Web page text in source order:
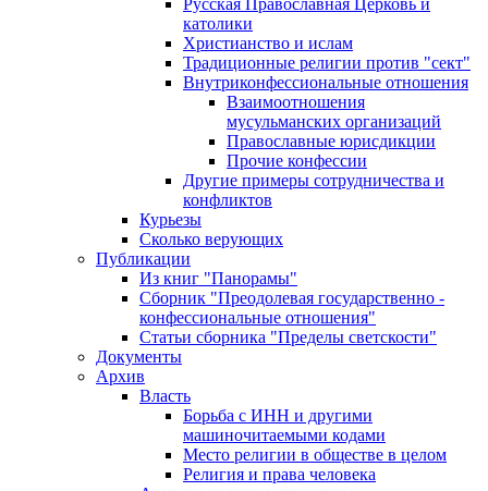
Русская Православная Церковь и
католики
Христианство и ислам
Традиционные религии против "сект"
Внутриконфессиональные отношения
Взаимоотношения
мусульманских организаций
Православные юрисдикции
Прочие конфессии
Другие примеры сотрудничества и
конфликтов
Курьезы
Сколько верующих
Публикации
Из книг "Панорамы"
Сборник "Преодолевая государственно -
конфессиональные отношения"
Статьи сборника "Пределы светскости"
Документы
Архив
Власть
Борьба с ИНН и другими
машиночитаемыми кодами
Место религии в обществе в целом
Религия и права человека